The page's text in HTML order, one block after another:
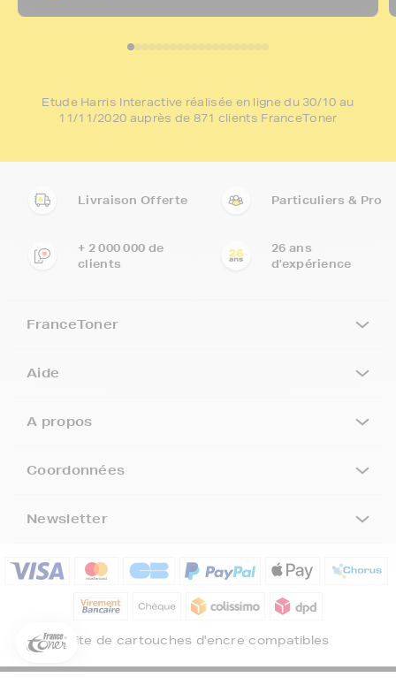
Etude Harris Interactive réalisée en ligne du 30/10 au
11/11/2020 auprès de 871 clients FranceToner
Livraison Offerte Particuliers & Pro
+ 2 000 000 de
clients
26 ans
d'expérience
FranceToner
Aide
A propos
Coordonnées
Newsletter
Site de cartouches d'encre compatibles
Inscrivez-vous à notre newsletter, suivez notre actualité et
commande * !
Votre adresse email